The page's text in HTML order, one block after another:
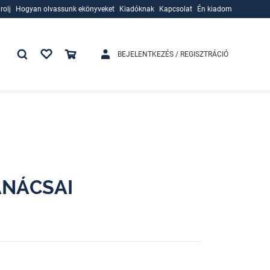
Hogyan olvassunk ekönyveket
Kiadóknak
Kapcsolat Én kiadom
BEJELENTKEZÉS / REGISZTRÁCIÓ